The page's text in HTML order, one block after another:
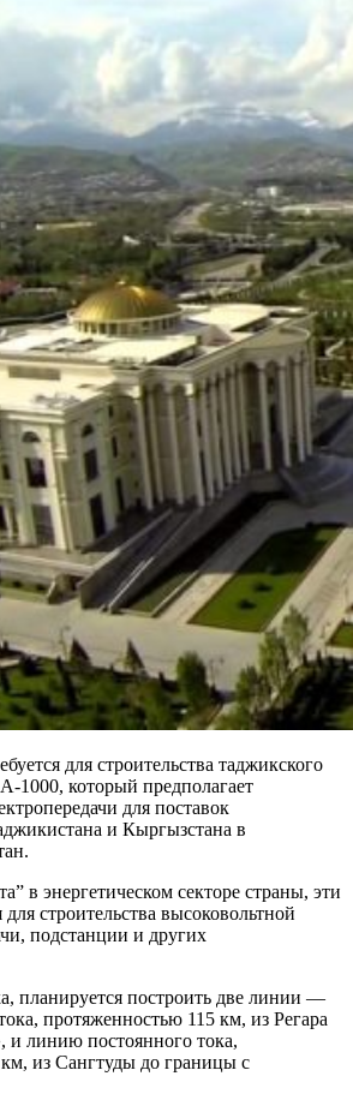
для строительства таджикского
1000, который предполагает
для поставок
и Кыргызстана в
в энергетическом секторе страны, эти
для строительства высоковольтной
подстанции и других
планируется построить две линии —
протяженностью 115 км, из Регара
и линию постоянного тока,
из Сангтуды до границы с